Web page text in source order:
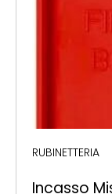
RUBINETTERIA
Incasso